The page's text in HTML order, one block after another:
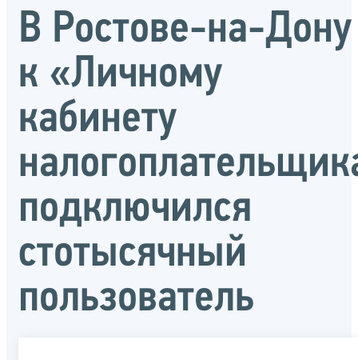
В Ростове-на-Дону
к «Личному
кабинету
подключился
стотысячный
пользователь